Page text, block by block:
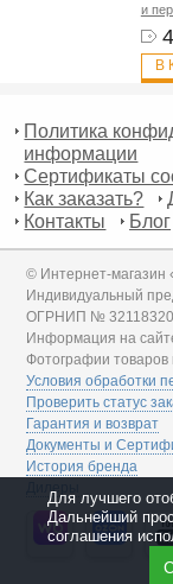
и
В
Политика
информации
Сертификаты
Как заказать?
Контакты
Блог
© Интернет-
Индивидуальный
ОГРНИП №
Информация на
Фотографии товаров
Условия обработки
Проверить статус
Гарантия и возврат
Документы и
История бренда
Для лучшего
Дальнейший
соглашения